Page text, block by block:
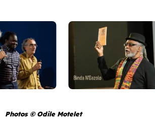
Photos © Odile Motelet